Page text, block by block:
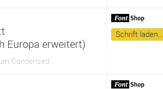
Europa erweitert)
Condensed
Schrift laden…